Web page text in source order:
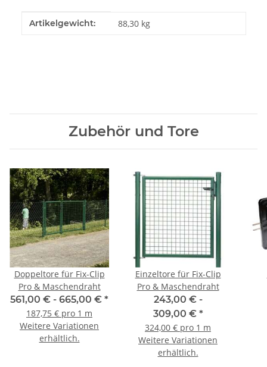
Produkteigenschaft
Wert
Artikelgewicht: 88,30 kg
Zubehör und Tore
Doppeltore für Fix-Clip
Pro & Maschendraht
561,00 € - 665,00 € *
187,75 € pro 1 m
Weitere Variationen
erhältlich.
Einzeltore für Fix-Clip
Pro & Maschendraht
243,00 € -
309,00 € *
324,00 € pro 1 m
Weitere Variationen
erhältlich.